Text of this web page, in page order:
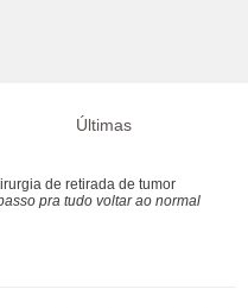
mães e filhas famosas que são
Últimas
de retirada de tumor
pra tudo voltar ao normal